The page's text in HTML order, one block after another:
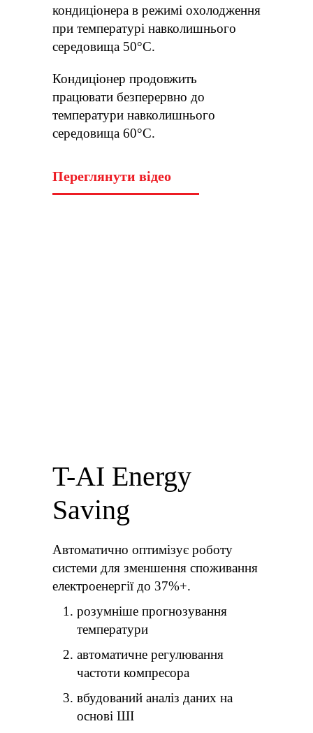
кондиціонера в режимі охолодження
при температурі навколишнього
середовища 50°C.
Кондиціонер продовжить
працювати безперервно до
температури навколишнього
середовища 60°C.
Переглянути відео
T-AI Energy
Saving
Автоматично оптимізує роботу
системи для зменшення споживання
електроенергії до 37%+.
розумніше прогнозування
температури
автоматичне регулювання
частоти компресора
вбудований аналіз даних на
основі ШІ